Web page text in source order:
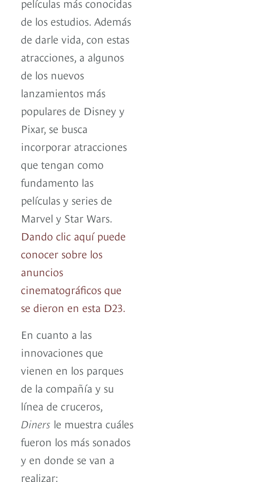
de los estudios. Además
de darle vida, con estas
atracciones, a algunos
de los nuevos
lanzamientos más
populares de Disney y
Pixar, se busca
incorporar atracciones
que tengan como
fundamento las
películas y series de
Marvel y Star Wars.
Dando clic aquí puede
conocer sobre los
anuncios
cinematográficos que
se dieron en esta D23.
En cuanto a las
innovaciones que
vienen en los parques
de la compañía y su
línea de cruceros,
Diners le muestra cuáles
fueron los más sonados
y en donde se van a
realizar: